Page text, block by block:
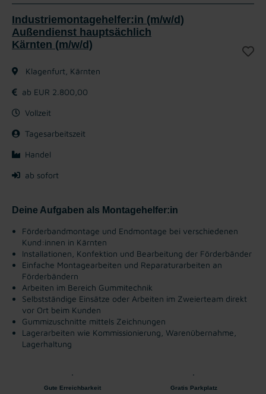
Industriemontagehelfer:in (m/w/d)
Außendienst hauptsächlich
Kärnten (m/w/d)
Klagenfurt, Kärnten
ab EUR 2.800,00
Vollzeit
Tagesarbeitszeit
Handel
ab sofort
Deine Aufgaben als Montagehelfer:in
Förderbandmontage und Endmontage bei verschiedenen
Kund:innen in Kärnten
Installationen, Konfektion und Bearbeitung der Förderbänder
Einfache Montagearbeiten und Reparaturarbeiten an
Förderbändern
Arbeiten im Bereich Gummitechnik
Selbstständige Einsätze oder Arbeiten im Zweierteam direkt
vor Ort beim Kunden
Gummizuschnitte mittels Zeichnungen
Lagerarbeiten wie Kommissionierung, Warenübernahme,
Lagerhaltung
Gute Erreichbarkeit Gratis Parkplatz